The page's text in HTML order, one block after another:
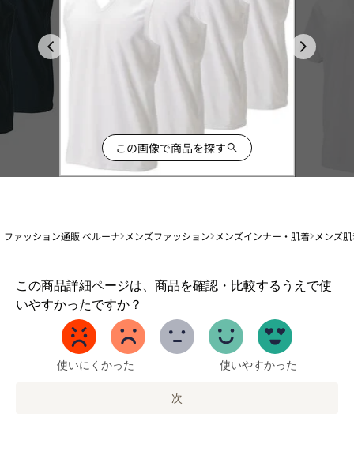
この画像で商品を探す
ファッション通販 ベルーナ メンズファッション メンズインナー・肌着 メンズ
この商品詳細ページは、商品を確認・比較するうえで使
いやすかったですか？
1
か
使いにくかった 使いやすかった
次